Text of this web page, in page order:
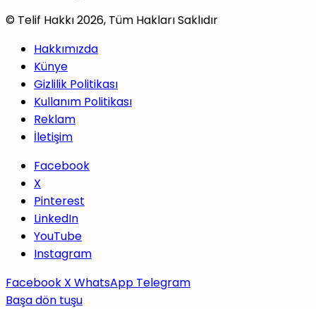
© Telif Hakkı 2026, Tüm Hakları Saklıdır
Hakkımızda
Künye
Gizlilik Politikası
Kullanım Politikası
Reklam
İletişim
Facebook
X
Pinterest
LinkedIn
YouTube
Instagram
Facebook X WhatsApp Telegram
Başa dön tuşu